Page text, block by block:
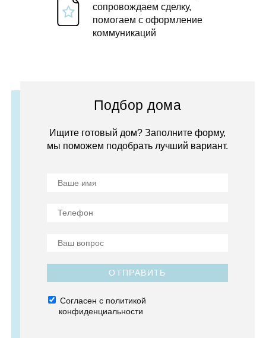
сопровождаем сделку,
помогаем с оформление
коммуникаций
Подбор дома
Ищите готовый дом? Заполните форму,
мы поможем подобрать лучший вариант.
ОТПРАВИТЬ
Согласен с политикой
конфиденциальности